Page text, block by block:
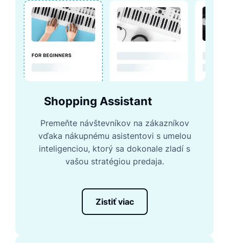
Shopping Assistant
Premeňte návštevníkov na zákazníkov
vďaka nákupnému asistentovi s umelou
inteligenciou, ktorý sa dokonale zladí s
vašou stratégiou predaja.
Zistiť viac